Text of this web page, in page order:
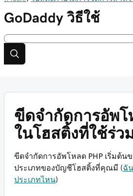
GoDaddy วิธีใช้
ขีดจำกัดการอัพโ
ในโฮสติ้งที่ใช้ร่ว
ขีดจำกัดการอัพโหลด PHP เริ่มต้
ประเภทของบัญชีโฮสติ้งที่คุณมี (ฉั
ประเภทไหน)